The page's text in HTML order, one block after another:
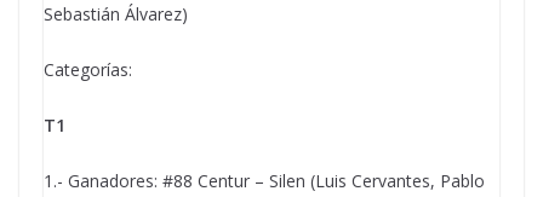
Sebastián Álvarez)
Categorías:
T1
1.- Ganadores: #88 Centur – Silen (Luis Cervantes, Pablo